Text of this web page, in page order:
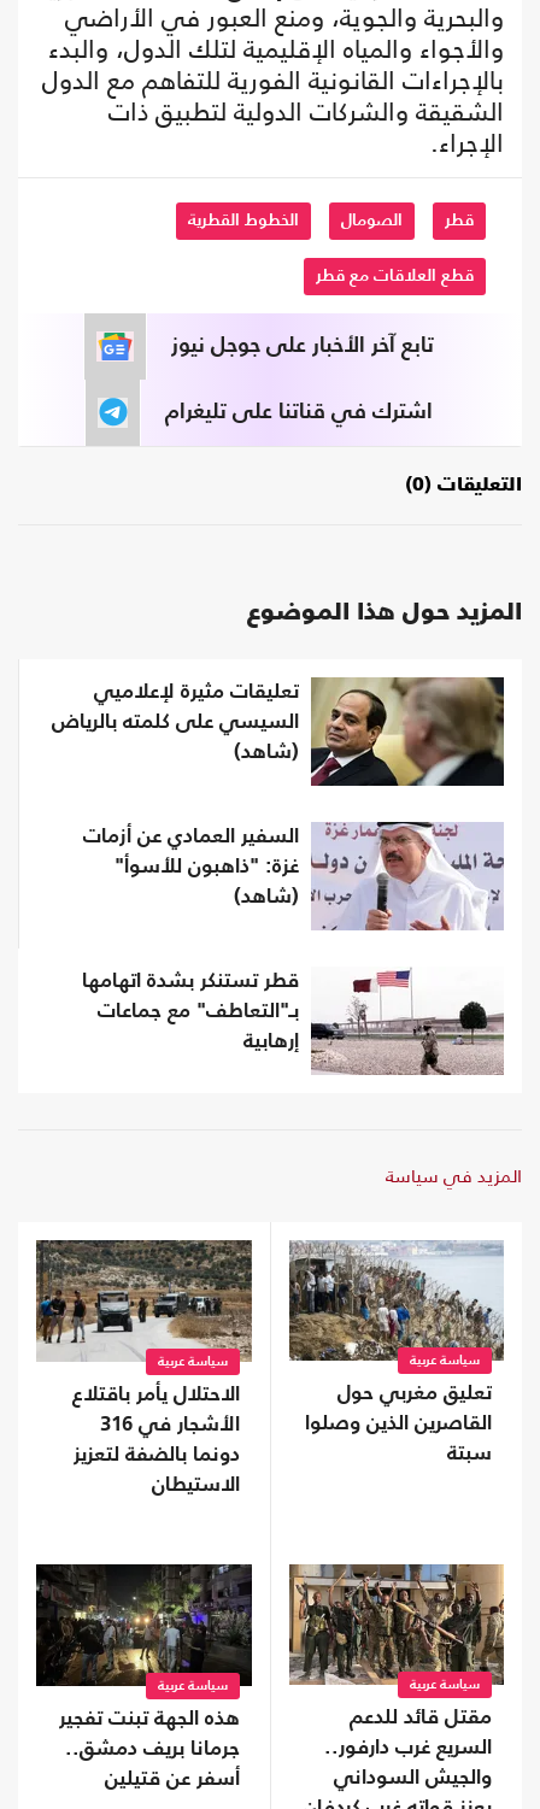
والبحرية والجوية، ومنع العبور في الأراضي
والأجواء والمياه الإقليمية لتلك الدول، والبدء
بالإجراءات القانونية الفورية للتفاهم مع الدول
الشقيقة والشركات الدولية لتطبيق ذات
الإجراء.
قطر الصومال الخطوط القطرية
قطع العلاقات مع قطر
تابع آخر الأخبار على جوجل نيوز
اشترك في قناتنا على تليغرام
التعليقات (0)
المزيد حول هذا الموضوع
تعليقات مثيرة لإعلاميي
السيسي على كلمته بالرياض
(شاهد)
السفير العمادي عن أزمات
غزة: "ذاهبون للأسوأ"
(شاهد)
قطر تستنكر بشدة اتهامها
بـ"التعاطف" مع جماعات
إرهابية
المزيد في سياسة
سياسة عربية
تعليق مغربي حول
القاصرين الذين وصلوا
سبتة
سياسة عربية
الاحتلال يأمر باقتلاع
الأشجار في 316
دونما بالضفة لتعزيز
الاستيطان
سياسة عربية
مقتل قائد للدعم
السريع غرب دارفور..
والجيش السوداني
سياسة عربية
هذه الجهة تبنت تفجير
جرمانا بريف دمشق..
أسفر عن قتيلين